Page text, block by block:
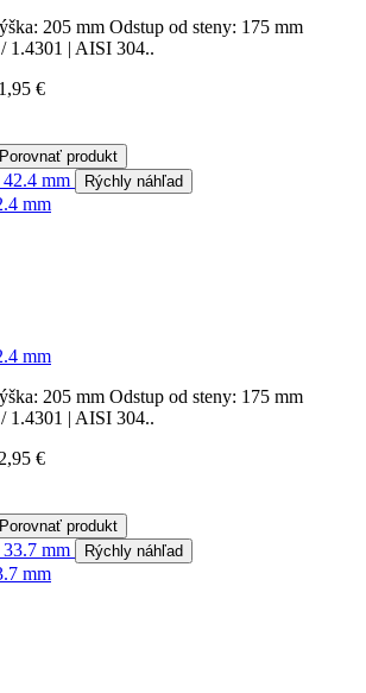
205 mm Odstup od steny: 175 mm
1.4301 | AISI 304..
€
Porovnať produkt
Rýchly náhľad
mm
mm
205 mm Odstup od steny: 175 mm
1.4301 | AISI 304..
€
Porovnať produkt
Rýchly náhľad
mm